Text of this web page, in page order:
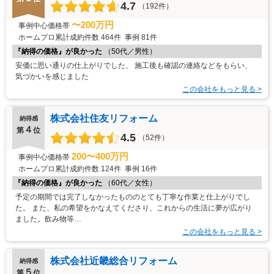
4.7 （192件）
事例中心価格帯 〜200万円
ホームプロ累計成約件数 464件 事例 81件
『納得の価格』が良かった
（50代／男性）
安価に思い通りの仕上がりでした、 施工後も確認の連絡などをもらい、
気づかいを感じました
この会社をもっと見る >
納得感
第 ４ 位
株式会社住友リフォーム
4.5 （52件）
事例中心価格帯 200〜400万円
ホームプロ累計成約件数 124件 事例 16件
『納得の価格』が良かった
（60代／女性）
予定の期間では完了しなかったもののとても丁寧な作業と仕上がりでし
た。 また、私の希望をかなえてくださり、これからの生活に夢が広がり
ました。飲み物等…
この会社をもっと見る >
納得感
５
株式会社近畿総合リフォーム